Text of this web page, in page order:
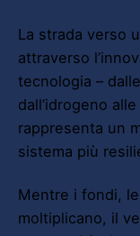
La strada verso
attraverso
tecnologia –
dall’idrogeno
rappresenta un
sistema più
Mentre i fondi,
moltiplicano, il